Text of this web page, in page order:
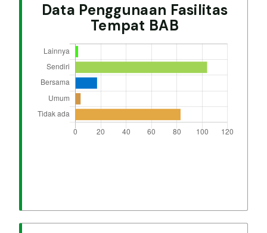
Data Penggunaan Fasilitas
Tempat BAB